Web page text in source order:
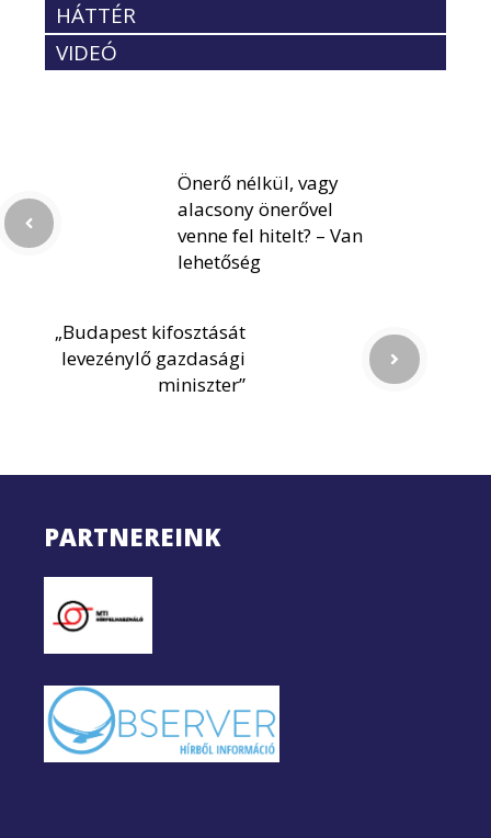
HÁTTÉR
VIDEÓ
Önerő nélkül, vagy
alacsony önerővel
venne fel hitelt? – Van
lehetőség
„Budapest kifosztását
levezénylő gazdasági
miniszter”
PARTNEREINK